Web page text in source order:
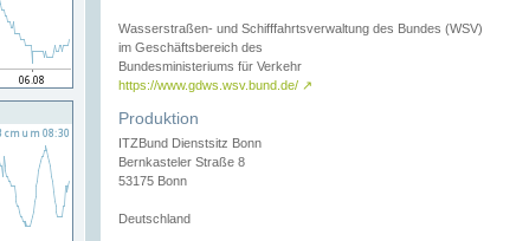
Wasserstraßen- und Schifffahrtsverwaltung des Bundes (WSV)
im Geschäftsbereich des
Bundesministeriums für Verkehr
https://www.gdws.wsv.bund.de/ ↗
Produktion
ITZBund Dienstsitz Bonn
Bernkasteler Straße 8
53175 Bonn
Deutschland